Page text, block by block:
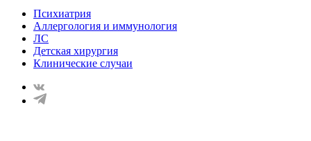
Психиатрия
Аллергология и иммунология
ЛС
Детская хирургия
Клинические случаи